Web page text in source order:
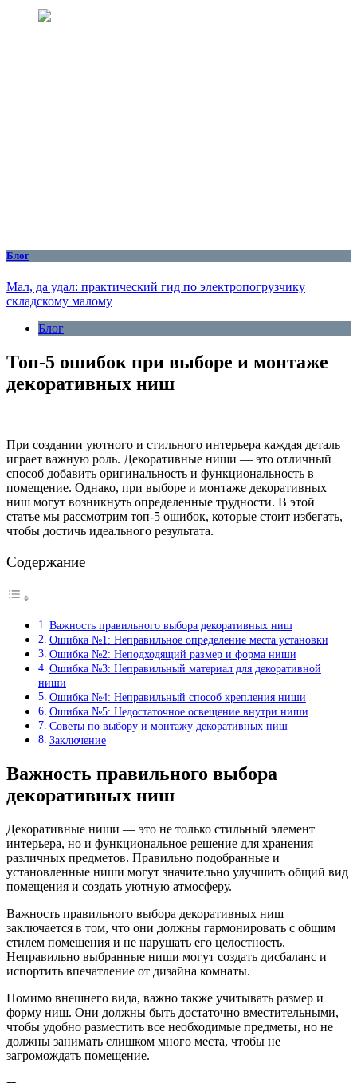
Блог
Мал, да удал: практический гид по электропогрузчику
складскому малому
Блог
Топ-5 ошибок при выборе и монтаже
декоративных ниш
При создании уютного и стильного интерьера каждая деталь
играет важную роль. Декоративные ниши — это отличный
способ добавить оригинальность и функциональность в
помещение. Однако, при выборе и монтаже декоративных
ниш могут возникнуть определенные трудности. В этой
статье мы рассмотрим топ-5 ошибок, которые стоит избегать,
чтобы достичь идеального результата.
Содержание
Важность правильного выбора декоративных ниш
Ошибка №1: Неправильное определение места установки
Ошибка №2: Неподходящий размер и форма ниши
Ошибка №3: Неправильный материал для декоративной
ниши
Ошибка №4: Неправильный способ крепления ниши
Ошибка №5: Недостаточное освещение внутри ниши
Советы по выбору и монтажу декоративных ниш
Заключение
Важность правильного выбора
декоративных ниш
Декоративные ниши — это не только стильный элемент
интерьера, но и функциональное решение для хранения
различных предметов. Правильно подобранные и
установленные ниши могут значительно улучшить общий вид
помещения и создать уютную атмосферу.
Важность правильного выбора декоративных ниш
заключается в том, что они должны гармонировать с общим
стилем помещения и не нарушать его целостность.
Неправильно выбранные ниши могут создать дисбаланс и
испортить впечатление от дизайна комнаты.
Помимо внешнего вида, важно также учитывать размер и
форму ниш. Они должны быть достаточно вместительными,
чтобы удобно разместить все необходимые предметы, но не
должны занимать слишком много места, чтобы не
загромождать помещение.